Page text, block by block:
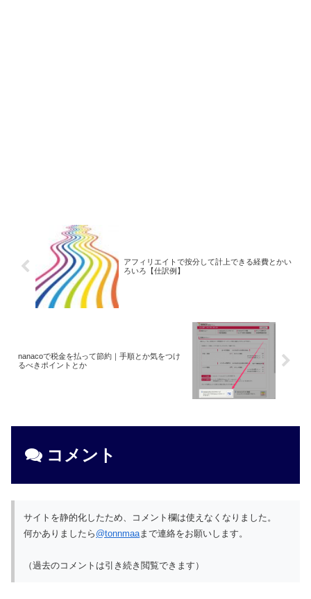
アフィリエイトで按分して計上できる経費とかい
ろいろ【仕訳例】
nanacoで税金を払って節約｜手順とか気をつけ
るべきポイントとか
コメント
サイトを静的化したため、コメント欄は使えなくなりました。
何かありましたら @tonnmaaまで連絡をお願いします。
（過去のコメントは引き続き閲覧できます）